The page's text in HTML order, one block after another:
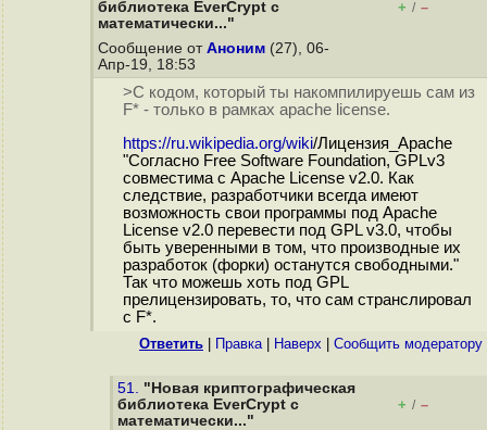
библиотека EverCrypt с
математически..."
+ / –
Сообщение от Аноним (27), 06-
Апр-19, 18:53
>С кодом, который ты накомпилируешь сам из
F* - только в рамках apache license.
https://ru.wikipedia.org/wiki/Лицензия_Apache
"Согласно Free Software Foundation, GPLv3
совместима с Apache License v2.0. Как
следствие, разработчики всегда имеют
возможность свои программы под Apache
License v2.0 перевести под GPL v3.0, чтобы
быть уверенными в том, что производные их
разработок (форки) останутся свободными."
Так что можешь хоть под GPL
прелицензировать, то, что сам странслировал
с F*.
Ответить Правка| Наверх Cообщить модератору
51. "Новая криптографическая
библиотека EverCrypt с
математически..."
+ / –